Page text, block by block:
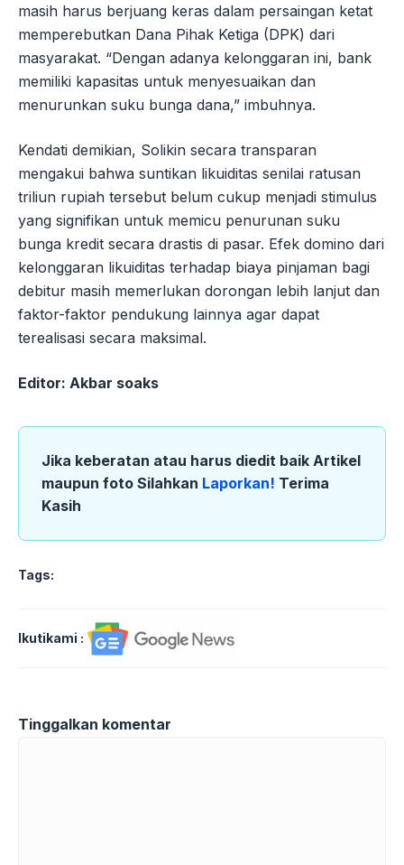
masih harus berjuang keras dalam persaingan ketat
memperebutkan Dana Pihak Ketiga (DPK) dari
masyarakat. “Dengan adanya kelonggaran ini, bank
memiliki kapasitas untuk menyesuaikan dan
menurunkan suku bunga dana,” imbuhnya.
Kendati demikian, Solikin secara transparan
mengakui bahwa suntikan likuiditas senilai ratusan
triliun rupiah tersebut belum cukup menjadi stimulus
yang signifikan untuk memicu penurunan suku
bunga kredit secara drastis di pasar. Efek domino dari
kelonggaran likuiditas terhadap biaya pinjaman bagi
debitur masih memerlukan dorongan lebih lanjut dan
faktor-faktor pendukung lainnya agar dapat
terealisasi secara maksimal.
Editor: Akbar soaks
Jika keberatan atau harus diedit baik Artikel
maupun foto Silahkan Laporkan! Terima
Kasih
Tags:
Ikutikami :
Tinggalkan komentar